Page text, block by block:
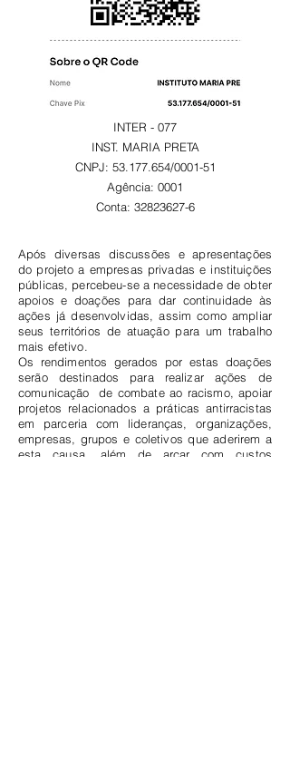
INTER - 077
INST. MARIA PRETA
CNPJ: 53.177.654/0001-51
Agência: 0001
Conta: 32823627-6
Após diversas discussões e apresentações
do projeto a empresas privadas e instituições
públicas, percebeu-se a necessidade de obter
apoios e doações para dar continuidade às
ações já desenvolvidas, assim como ampliar
seus territórios de atuação para um trabalho
mais efetivo.
Os rendimentos gerados por estas doações
serão destinados para realizar ações de
comunicação de combate ao racismo, apoiar
projetos relacionados a práticas antirracistas
em parceria com lideranças, organizações,
empresas, grupos e coletivos que aderirem a
esta causa, além de arcar com custos